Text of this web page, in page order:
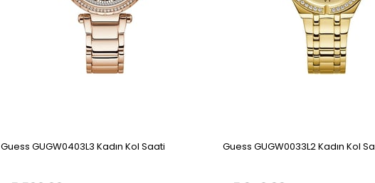
Guess GUGW0403L3 Kadın Kol Saati Guess GUGW0033L2 Kadın Kol